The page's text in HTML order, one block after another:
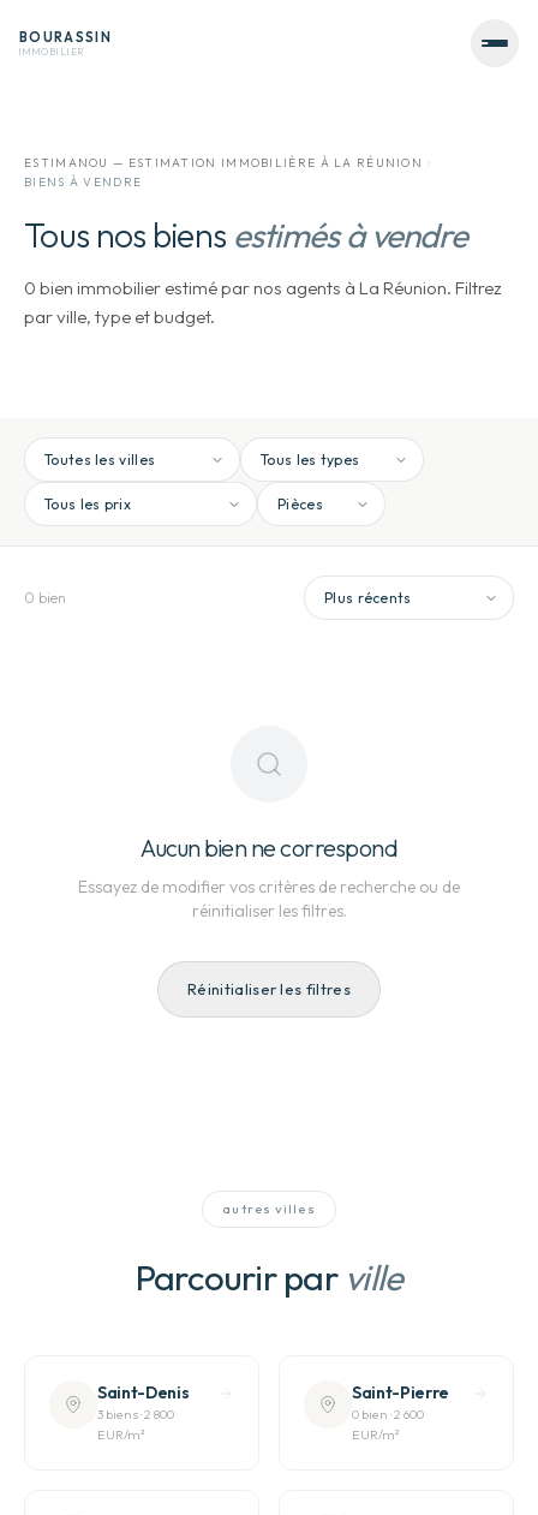
BOURASSIN
IMMOBILIER
ESTIMANOU — ESTIMATION IMMOBILIÈRE À LA RÉUNION
BIENS À VENDRE
Tous nos biens estimés à vendre
0 bien immobilier estimé par nos agents à La Réunion. Filtrez
par ville, type et budget.
0 bien
Aucun bien ne correspond
Essayez de modifier vos critères de recherche ou de
réinitialiser les filtres.
Réinitialiser les filtres
autres villes
Parcourir par ville
Saint-Denis
3 biens·2 800
EUR/m²
Saint-Pierre
0 bien ·2 600
EUR/m²